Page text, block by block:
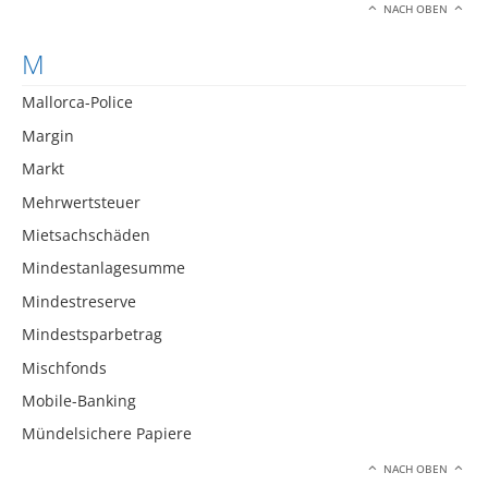
NACH OBEN
M
Mallorca-Police
Margin
Markt
Mehrwertsteuer
Mietsachschäden
Mindestanlagesumme
Mindestreserve
Mindestsparbetrag
Mischfonds
Mobile-Banking
Mündelsichere Papiere
NACH OBEN